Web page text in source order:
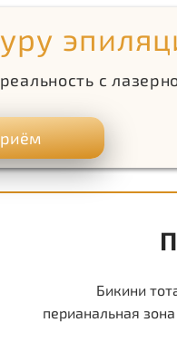
с
Бикини
перианальная